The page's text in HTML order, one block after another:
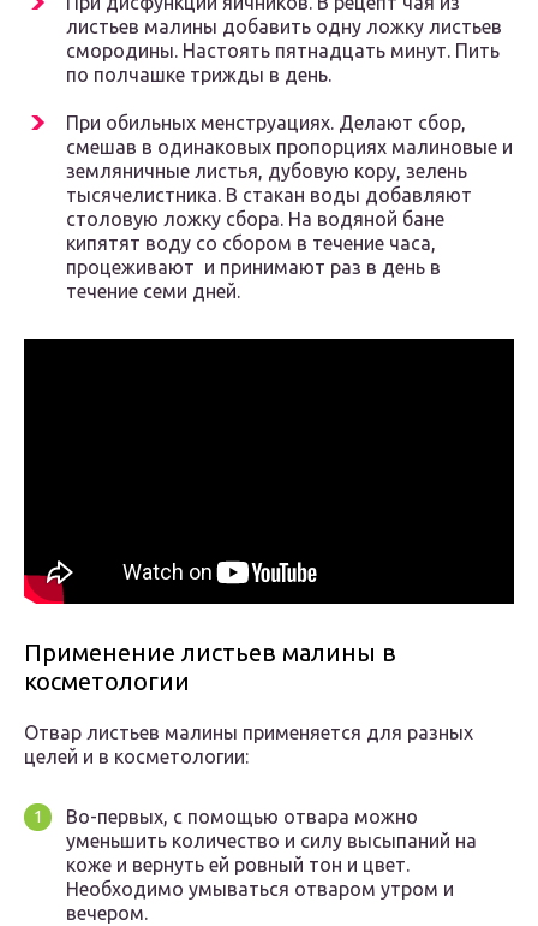
листьев малины добавить одну ложку листьев
смородины. Настоять пятнадцать минут. Пить
по полчашке трижды в день.
При обильных менструациях. Делают сбор,
смешав в одинаковых пропорциях малиновые и
земляничные листья, дубовую кору, зелень
тысячелистника. В стакан воды добавляют
столовую ложку сбора. На водяной бане
кипятят воду со сбором в течение часа,
процеживают и принимают раз в день в
течение семи дней.
Применение листьев малины в
косметологии
Отвар листьев малины применяется для разных
целей и в косметологии:
Во-первых, с помощью отвара можно
уменьшить количество и силу высыпаний на
коже и вернуть ей ровный тон и цвет.
Необходимо умываться отваром утром и
вечером.